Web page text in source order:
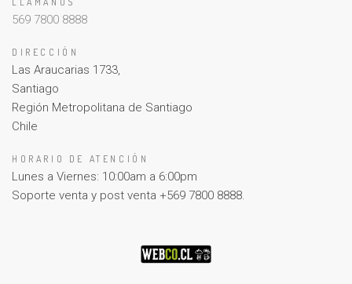
569 7800 8888
DIRECCIÓN
Las Araucarias 1733,
Santiago
Región Metropolitana de Santiago
Chile
HORARIO DE ATENCIÓN
Lunes a Viernes: 10:00am a 6:00pm
Soporte venta y post venta +569 7800 8888.